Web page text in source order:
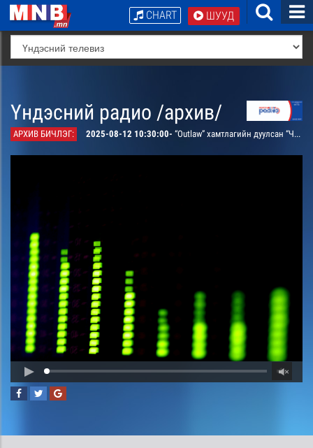
ШУУД
CHART
Үндэсний радио /архив/
АРХИВ БИЧЛЭГ: 2025-08-12 10:30:00- “Outlaw” хамтлагийн дуулсан “Чамтай чамгүй” дуу